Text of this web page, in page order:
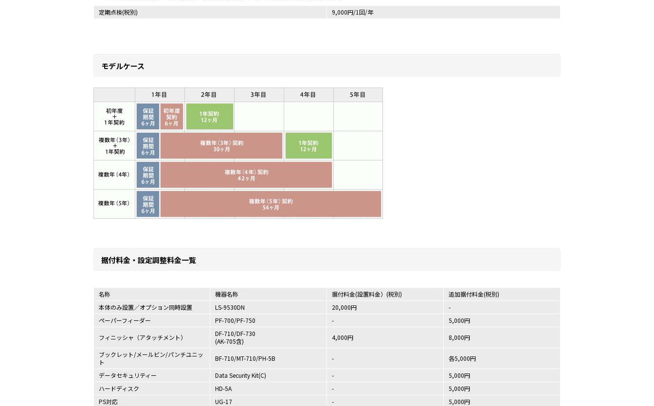
定期点検(税別)
9,000円/1回/年
モデルケース
据付料金・設定調整料金一覧
名称 機器名称 据付料金(設置料金）(税別)
追加据付料金(税別)
本体のみ設置／オプション同時設置
LS-9530DN 20,000円
-
ペーパーフィーダー
PF-700/PF-750 - 5,000円
フィニッシャ（アタッチメント）
DF-710/DF-730
(AK-705含)
4,000円 8,000円
ブックレット/メールビン/パンチユニッ
ト
BF-710/MT-710/PH-5B - 各5,000円
データセキュリティー Data Security Kit(C) -
5,000円
ハードディスク
HD-5A -
5,000円
PS対応
UG-17 -
5,000円